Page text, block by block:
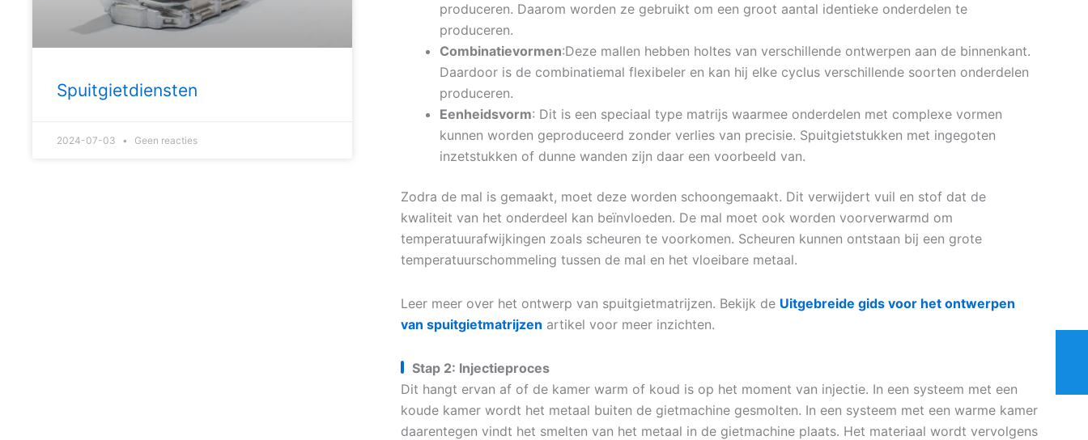
Spuitgietdiensten
2024-07-03 Geen reacties
produceren. Daarom worden ze gebruikt om een groot aantal identieke onderdelen te
produceren.
Combinatievormen:Deze mallen hebben holtes van verschillende ontwerpen aan de binnenkant.
Daardoor is de combinatiemal flexibeler en kan hij elke cyclus verschillende soorten onderdelen
produceren.
Eenheidsvorm: Dit is een speciaal type matrijs waarmee onderdelen met complexe vormen
kunnen worden geproduceerd zonder verlies van precisie. Spuitgietstukken met ingegoten
inzetstukken of dunne wanden zijn daar een voorbeeld van.
Zodra de mal is gemaakt, moet deze worden schoongemaakt. Dit verwijdert vuil en stof dat de
kwaliteit van het onderdeel kan beïnvloeden. De mal moet ook worden voorverwarmd om
temperatuurafwijkingen zoals scheuren te voorkomen. Scheuren kunnen ontstaan bij een grote
temperatuurschommeling tussen de mal en het vloeibare metaal.
Leer meer over het ontwerp van spuitgietmatrijzen. Bekijk de Uitgebreide gids voor het ontwerpen
van spuitgietmatrijzen artikel voor meer inzichten.
Stap 2: Injectieproces
Dit hangt ervan af of de kamer warm of koud is op het moment van injectie. In een systeem met een
koude kamer wordt het metaal buiten de gietmachine gesmolten. In een systeem met een warme kamer
daarentegen vindt het smelten van het metaal in de gietmachine plaats. Het materiaal wordt vervolgens